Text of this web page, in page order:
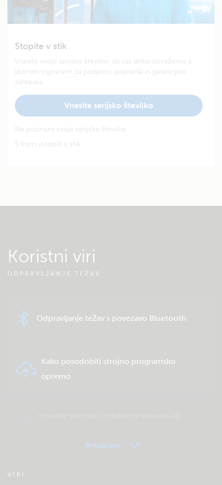
Stopite v stik
Vnesite svojo serijsko številko, da vas lahko povežemo z
izvirnim trgovcem za podporo, popravila in garancijske
zahtevke.
Vnesite serijsko številko
Ne poznam svoje serijske številke
S kom vstopiti v stik
Koristni viri
ODPRAVLJANJE TEŽAV
Odpravljanje težav s povezavo Bluetooth
Kako posodobiti strojno programsko
opremo
Prikaži več
VIRI